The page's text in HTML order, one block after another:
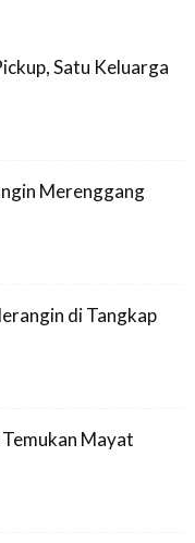
Satu Keluarga
Merenggang
di Tangkap
Mayat